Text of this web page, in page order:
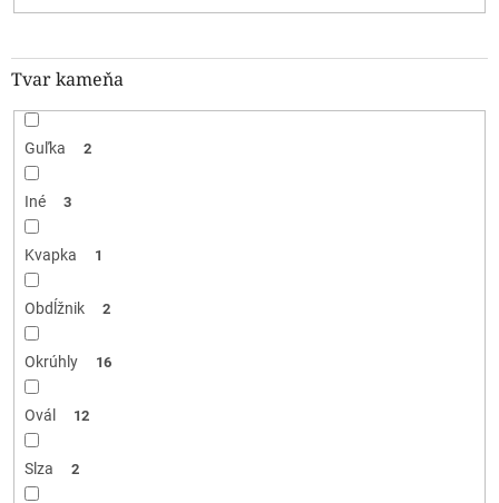
Tvar kameňa
Guľka 2
Iné 3
Kvapka 1
Obdĺžnik 2
Okrúhly 16
Ovál 12
Slza 2